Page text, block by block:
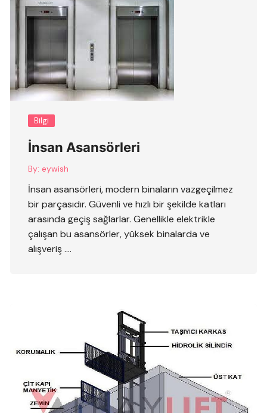
Bilgi
İnsan Asansörleri
By: eywish
İnsan asansörleri, modern binaların vazgeçilmez
bir parçasıdır. Güvenli ve hızlı bir şekilde katları
arasında geçiş sağlarlar. Genellikle elektrikle
çalışan bu asansörler, yüksek binalarda ve
alışveriş ….